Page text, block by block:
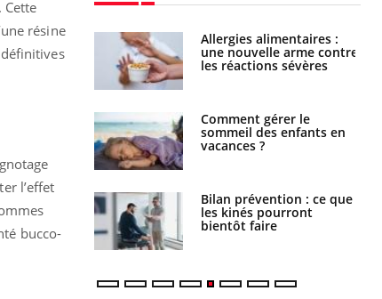
résine
l’effet
bucco-
une tique en
reste dans
en Suisse :
de la
?
Allergies alimentaires :
une nouvelle arme contre
les réactions sévères
Comment gérer le
sommeil des enfants en
vacances ?
Bilan prévention : ce que
les kinés pourront
bientôt faire